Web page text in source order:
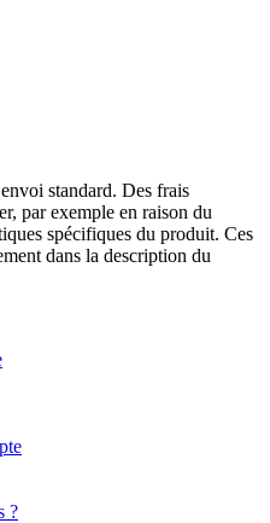
standard. Des frais
par exemple en raison du
spécifiques du produit. Ces
dans la description du
?